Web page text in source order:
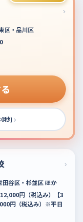
›
区・品川区
秒) ›
›
田谷区・杉並区 ほか
12,000円（税込み）【3
円（税込み）※平日